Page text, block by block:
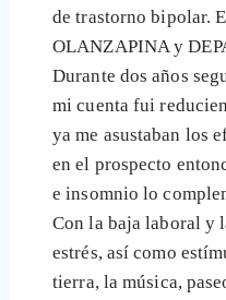
de trastorno bipolar.
OLANZAPINA y
Durante dos años
mi cuenta fui
ya me asustaban los
en el prospecto
e insomnio lo
Con la baja laboral y
estrés, así como
tierra, la música,